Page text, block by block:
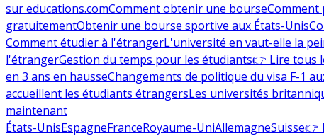
sur educations.comComment obtenir une bourseComment
gratuitementObtenir une bourse sportive aux États-Unis
Comment étudier à l'étrangerL'université en vaut-elle la
l'étrangerGestion du temps pour les étudiants👉 Lire tous
en 3 ans en hausseChangements de politique du visa F-1
accueillent les étudiants étrangersLes universités
maintenant
États-UnisEspagneFranceRoyaume-UniAllemagneSuisse👉